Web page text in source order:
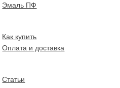
Эмаль ПФ
Как купить
Оплата и доставка
Статьи